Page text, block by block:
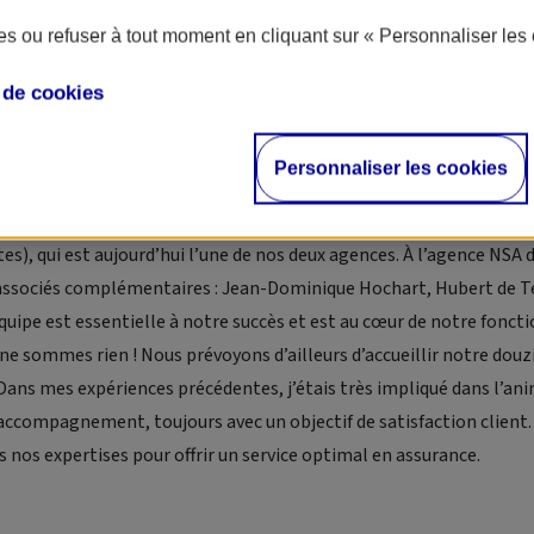
ou refuser à tout moment en cliquant sur « Personnaliser les
cookies
Personnaliser les cookies
cache derrière l’agence AXA-NSA ?
de mes associés en 2017, lors d’un pèlerinage. Jean-
étaient Agents généraux d’une agence dans le centre de
qui est aujourd’hui l’une de nos deux agences. À l’agence NSA
complémentaires : Jean-Dominique Hochart, Hubert de
est essentielle à notre succès et est au cœur de notre
sommes rien ! Nous prévoyons d’ailleurs d’accueillir notre
mes expériences précédentes, j’étais très impliqué dans
toujours avec un objectif de satisfaction client.
nos expertises pour offrir un service optimal en assurance.